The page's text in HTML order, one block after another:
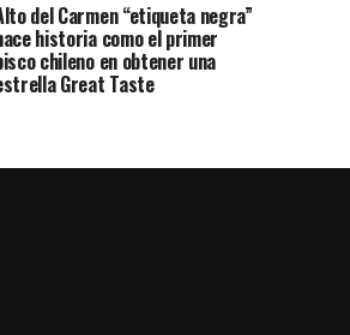
del Carmen “etiqueta negra”
historia como el primer
chileno en obtener una
Great Taste